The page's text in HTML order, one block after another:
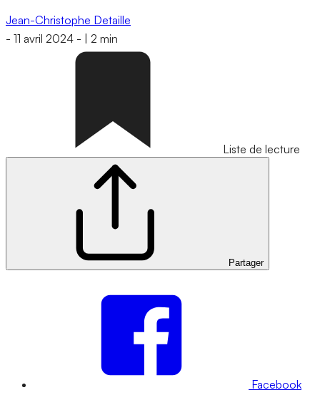
Jean-Christophe Detaille
- 11 avril 2024 - 2 min
Liste de lecture
Partager
Facebook